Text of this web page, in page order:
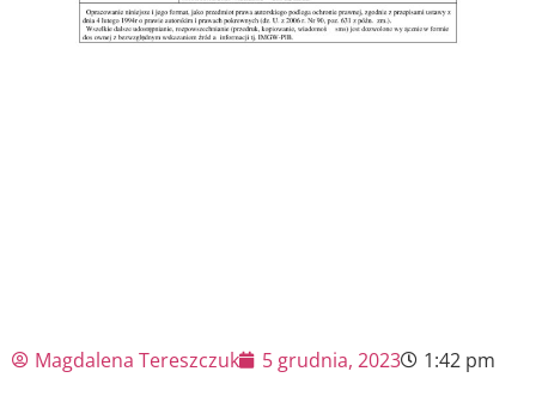
Magdalena Tereszczuk 5 grudnia, 2023 1:42 pm